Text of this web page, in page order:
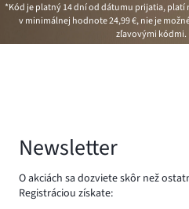
*Kód je platný 14 dní od dátumu prijatia,
v minimálnej hodnote24,99 €, nie je
zľavovými kódmi.
Newsletter
O akciách sa dozviete skôr než
Registráciou získate: